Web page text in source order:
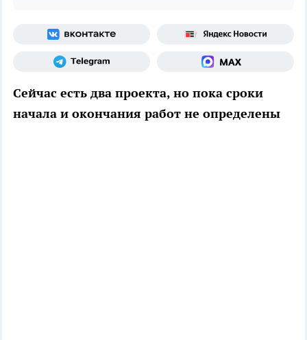
Сейчас есть два проекта, но пока сроки
начала и окончания работ не определены